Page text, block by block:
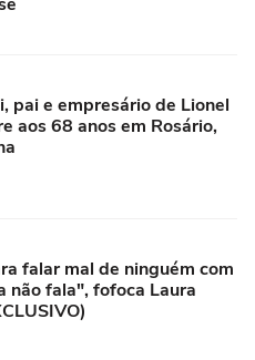
pai e empresário de Lionel
aos 68 anos em Rosário,
falar mal de ninguém com
não fala", fofoca Laura